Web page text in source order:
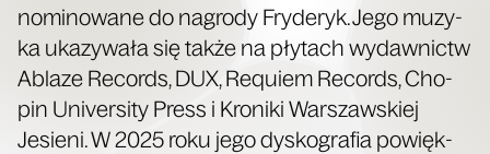
nomi­no­wa­ne do nagro­dy Fry­de­ryk. Jego muzy­
ka uka­zy­wa­ła się tak­że na pły­tach wydaw­nictw
Abla­ze Records, DUX, Requ­iem Records, Cho­
pin Uni­ver­si­ty Press i Kro­ni­ki War­szaw­skiej
Jesie­ni. W 2025 roku jego dys­ko­gra­fia powięk­